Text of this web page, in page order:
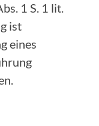
1 S. 1 lit.
ist
eines